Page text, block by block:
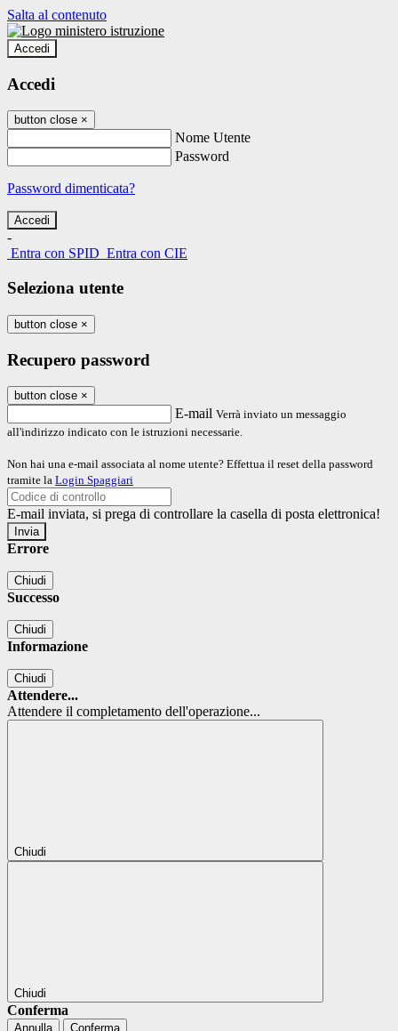
Salta al contenuto
Accedi
Accedi
button close ×
Nome Utente
Password
Password dimenticata?
-
Entra con SPID Entra con CIE
Seleziona utente
button close ×
Recupero password
button close ×
E-mail Verrà inviato un messaggio
all'indirizzo indicato con le istruzioni necessarie.
Non hai una e-mail associata al nome utente? Effettua il reset della password
tramite la Login Spaggiari
E-mail inviata, si prega di controllare la casella di posta elettronica!
Errore
Chiudi
Successo
Chiudi
Informazione
Chiudi
Attendere...
Attendere il completamento dell'operazione...
Chiudi
Chiudi
Conferma
Annulla Conferma